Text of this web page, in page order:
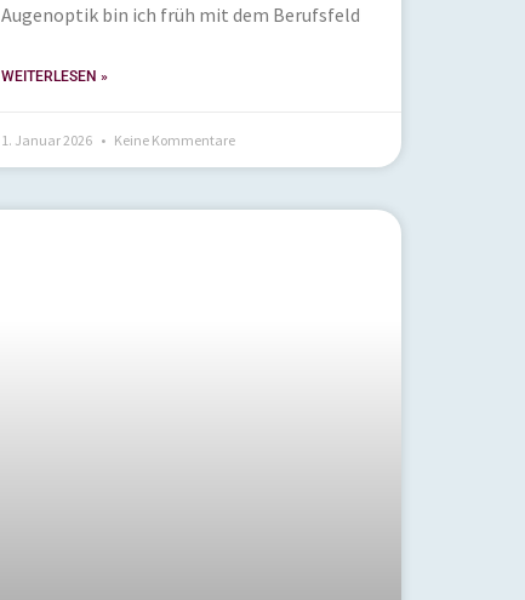
Augenoptik bin ich früh mit dem Berufsfeld
WEITERLESEN »
1. Januar 2026 Keine Kommentare